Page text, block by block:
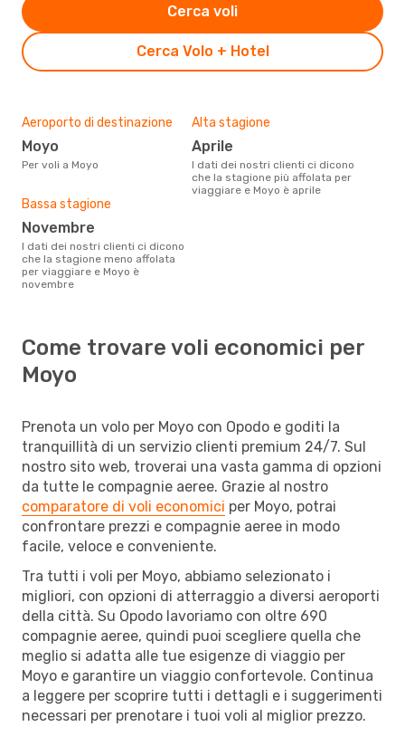
Cerca Volo + Hotel
Cerca voli
Aeroporto di destinazione
Moyo
Per voli a Moyo
Alta stagione
aprile
I dati dei nostri clienti ci dicono
che la stagione più affolata per
viaggiare e Moyo è aprile
Bassa stagione
novembre
I dati dei nostri clienti ci dicono
che la stagione meno affolata
per viaggiare e Moyo è
novembre
Come trovare voli economici per
Moyo
Prenota un volo per Moyo con Opodo e goditi la
tranquillità di un servizio clienti premium 24/7. Sul
nostro sito web, troverai una vasta gamma di opzioni
da tutte le compagnie aeree. Grazie al nostro
comparatore di voli economici per Moyo, potrai
confrontare prezzi e compagnie aeree in modo
facile, veloce e conveniente.
Tra tutti i voli per Moyo, abbiamo selezionato i
migliori, con opzioni di atterraggio a diversi aeroporti
della città. Su Opodo lavoriamo con oltre 690
compagnie aeree, quindi puoi scegliere quella che
meglio si adatta alle tue esigenze di viaggio per
Moyo e garantire un viaggio confortevole. Continua
a leggere per scoprire tutti i dettagli e i suggerimenti
necessari per prenotare i tuoi voli al miglior prezzo.